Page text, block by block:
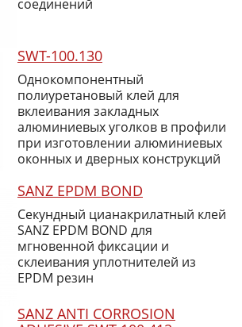
соединений
SWT-100.130
Однокомпонентный
полиуретановый клей для
вклеивания закладных
алюминиевых уголков в профили
при изготовлении алюминиевых
оконных и дверных конструкций
SANZ EPDM BOND
Секундный цианакрилатный клей
SANZ EPDM BOND для
мгновенной фиксации и
склеивания уплотнителей из
EPDM резин
SANZ ANTI CORROSION